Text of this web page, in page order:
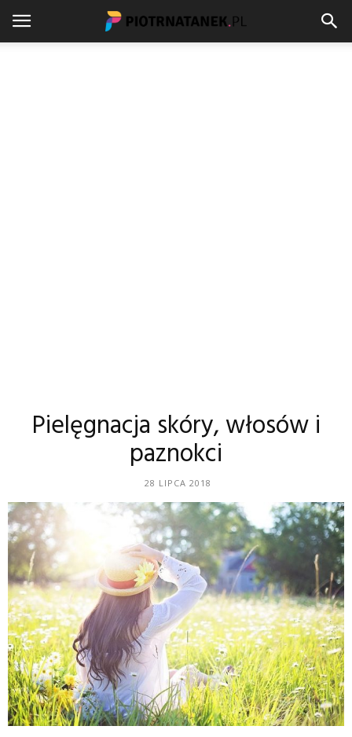
Pielęgnacja skóry, włosów i
paznokci
28 LIPCA 2018